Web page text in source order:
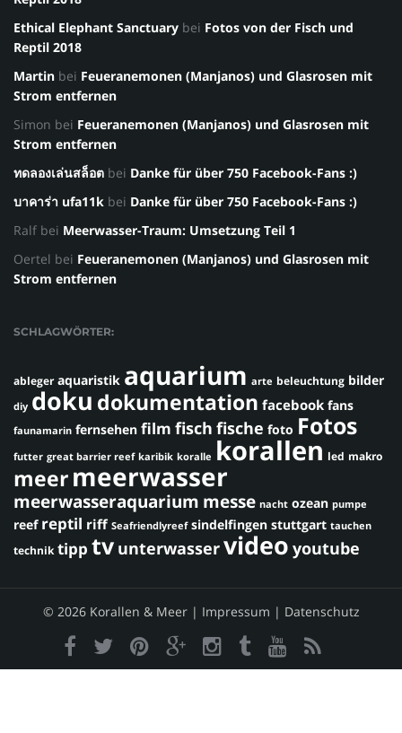
Ethical Elephant Sanctuary bei Fotos von der Fisch und
Reptil 2018
Martin bei Feueranemonen (Manjanos) und Glasrosen mit
Strom entfernen
Simon bei Feueranemonen (Manjanos) und Glasrosen mit
Strom entfernen
ทดลองเล่นสล็อต bei Danke für über 750 Facebook-Fans :)
บาคาร่า ufa11k bei Danke für über 750 Facebook-Fans :)
Ralf bei Meerwasser-Traum: Umsetzung Teil 1
Oertel bei Feueranemonen (Manjanos) und Glasrosen mit
Strom entfernen
SCHLAGWÖRTER:
ableger aquaristik aquarium arte beleuchtung bilder
diy doku dokumentation facebook fans
faunamarin fernsehen film fisch fische foto Fotos
futter great barrier reef karibik koralle korallen led makro
meermeerwasser
meerwasseraquarium messe nacht ozean pumpe
reef reptil riff Seafriendlyreef sindelfingen stuttgart tauchen
technik tipp tv unterwasservideo youtube
© 2026 Korallen & Meer | Impressum | Datenschutz